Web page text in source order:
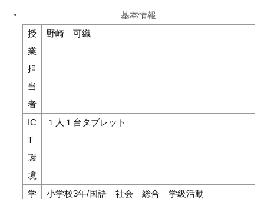
基本情報
授
業
担
当
者
野崎 可織
IC
T
環
境
１人１台タブレット
学
小学校3年/国語 社会 総合 学級活動